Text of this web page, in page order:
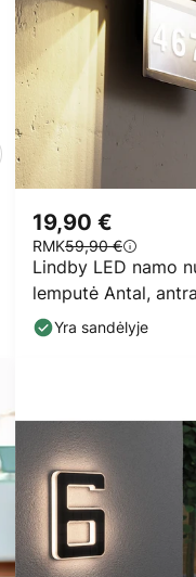
Lindby LED namo
lemputė Antal,
19,90 €
RMK59,90 €
Yra sandėlyje